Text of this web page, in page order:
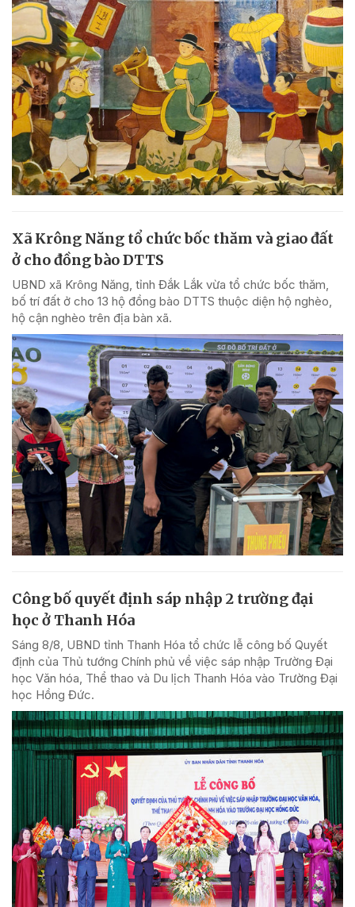
Xã Krông Năng tổ chức bốc thăm và giao đất
ở cho đồng bào DTTS
UBND xã Krông Năng, tỉnh Đắk Lắk vừa tổ chức bốc thăm,
bố trí đất ở cho 13 hộ đồng bào DTTS thuộc diện hộ nghèo,
hộ cận nghèo trên địa bàn xã.
Công bố quyết định sáp nhập 2 trường đại
học ở Thanh Hóa
Sáng 8/8, UBND tỉnh Thanh Hóa tổ chức lễ công bố Quyết
định của Thủ tướng Chính phủ về việc sáp nhập Trường Đại
học Văn hóa, Thể thao và Du lịch Thanh Hóa vào Trường Đại
học Hồng Đức.